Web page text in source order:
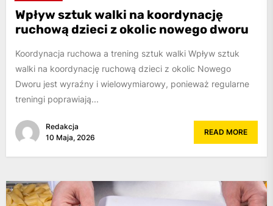
Wpływ sztuk walki na koordynację
ruchową dzieci z okolic nowego dworu
Koordynacja ruchowa a trening sztuk walki Wpływ sztuk
walki na koordynację ruchową dzieci z okolic Nowego
Dworu jest wyraźny i wielowymiarowy, ponieważ regularne
treningi poprawiają...
Redakcja
10 Maja, 2026
READ MORE